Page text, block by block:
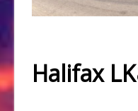
Halifax